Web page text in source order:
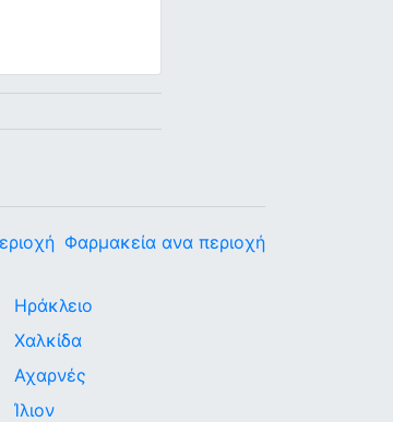
Φαρμακεία ανα περιοχή
Ηράκλειο
Χαλκίδα
Αχαρνές
Ίλιον